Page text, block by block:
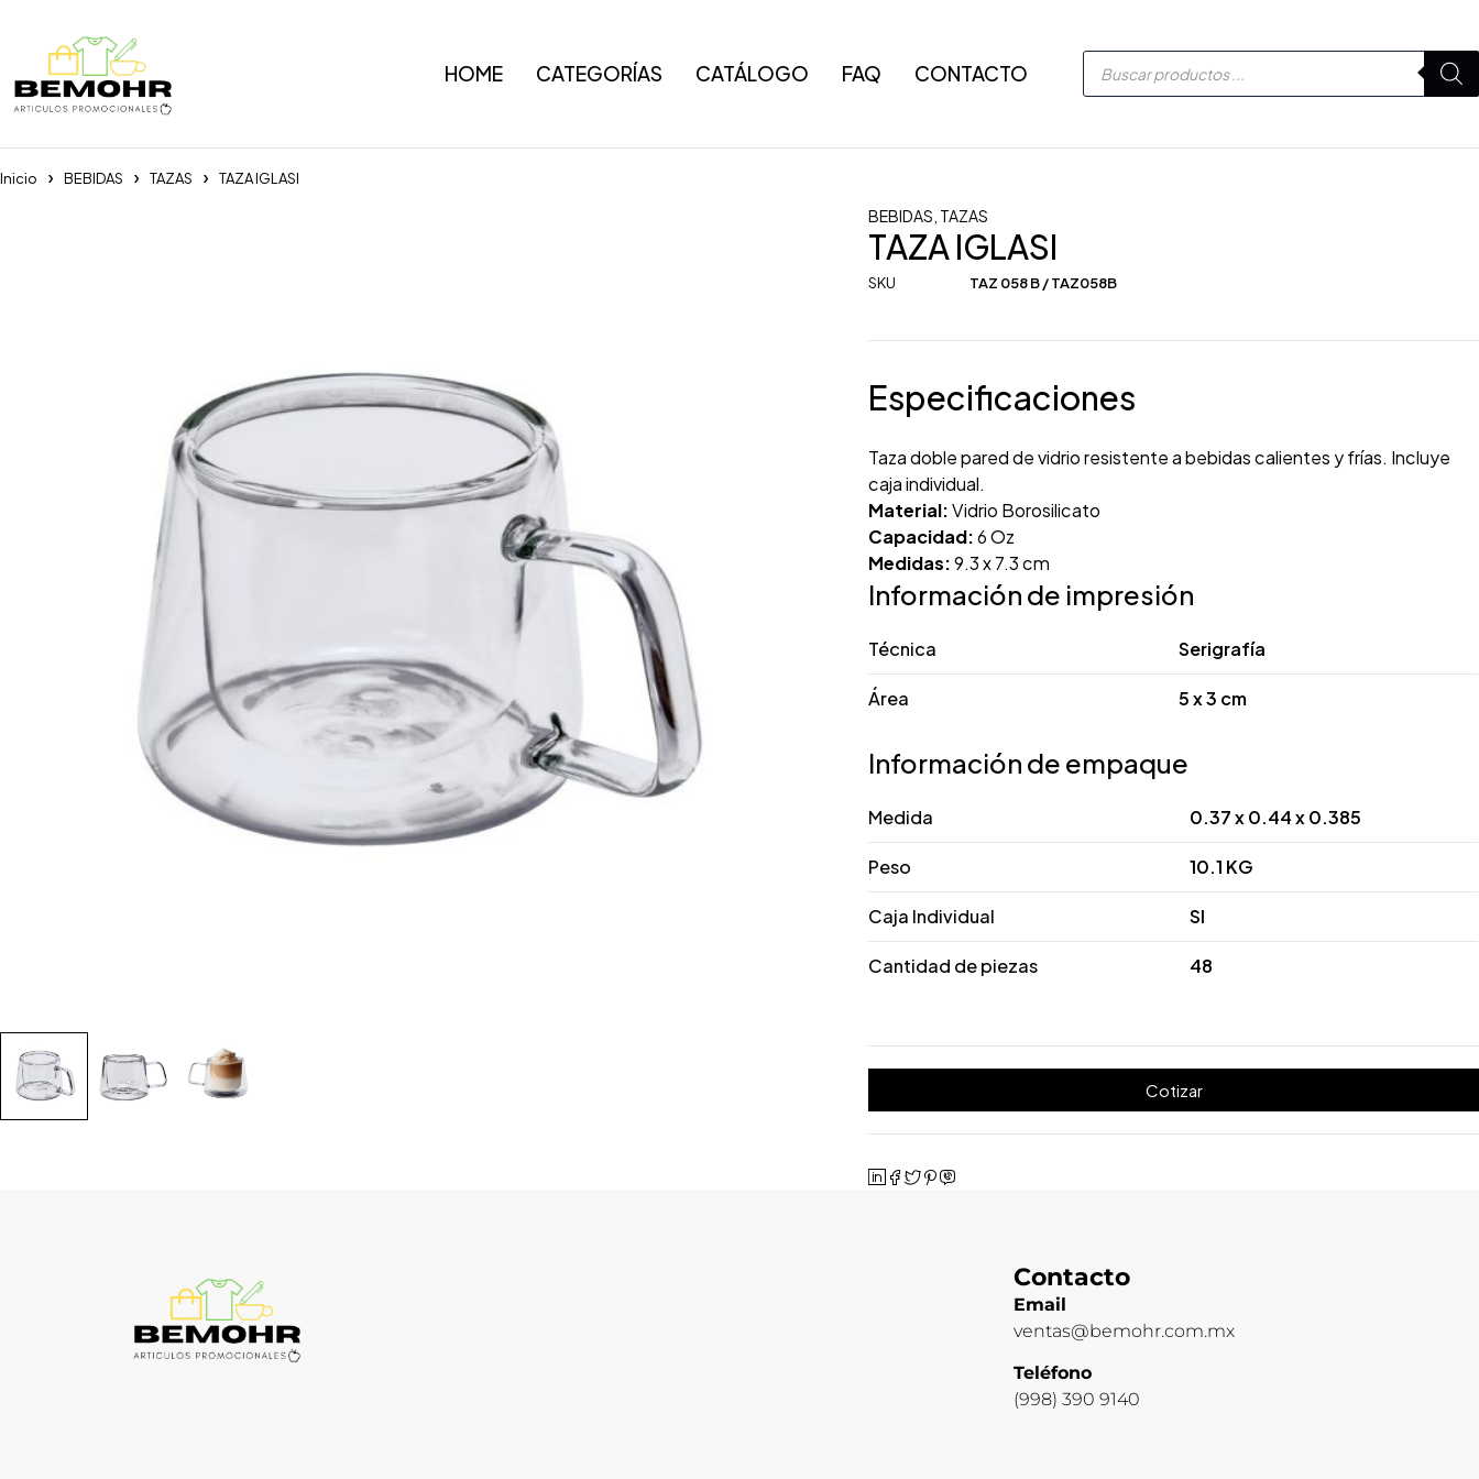
HOME CATEGORÍAS CATÁLOGO FAQ CONTACTO
Inicio BEBIDAS TAZAS TAZA IGLASI
BEBIDAS TAZAS
TAZA IGLASI
SKU TAZ 058 B / TAZ058B
Especificaciones
Taza doble pared de vidrio resistente a bebidas calientes y frías. Incluye
caja individual.
Material:Vidrio Borosilicato
Capacidad:6 Oz
Medidas:9.3 x 7.3 cm
Información de impresión
Técnica Serigrafía
Área 5 x 3 cm
Información de empaque
Medida 0.37 x 0.44 x 0.385
Peso 10.1 KG
Caja Individual SI
Cantidad de piezas 48
Cotizar
Contacto
Email
ventas@bemohr.com.mx
Teléfono
(998) 390 9140